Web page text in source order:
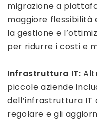
migrazione a
maggiore flessibilità
la gestione e
per ridurre i costi e
Infrastruttura IT:
piccole aziende
dell’infrastruttura IT
regolare e gli